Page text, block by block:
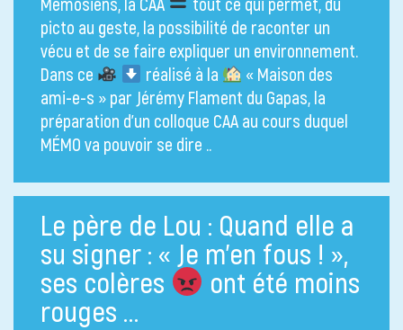
picto au geste, la possibilité de raconter un
vécu et de se faire expliquer un environnement.
Dans ce
réalisé à la
« Maison des
ami-e-s » par Jérémy Flament du Gapas, la
préparation d’un colloque CAA au cours duquel
MÉMO va pouvoir se dire ..
Le père de Lou : Quand elle a
su signer : « Je m’en fous ! »,
ses colères
ont été moins
rouges …